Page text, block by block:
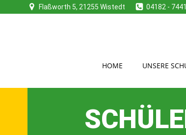
Inhalt
Flaßworth 5, 21255 Wistedt 04182 - 7441
HOME UNSERE